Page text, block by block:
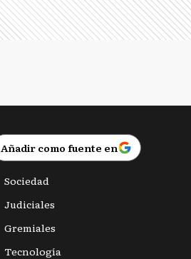
Añadir como fuente en
Sociedad
Judiciales
Gremiales
Tecnología